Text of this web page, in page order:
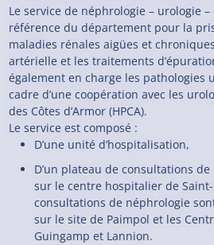
Le service de néphrologie – urologie
référence du département pour la
maladies rénales aigües et
artérielle et les traitements
également en charge les pathologies
cadre d’une coopération avec les
des Côtes d’Armor (HPCA).
Le service est composé :
D’une unité d’hospitalisation,
D’un plateau de consultations
sur le centre hospitalier de
consultations de néphrologie
sur le site de Paimpol et les
Guingamp et Lannion.